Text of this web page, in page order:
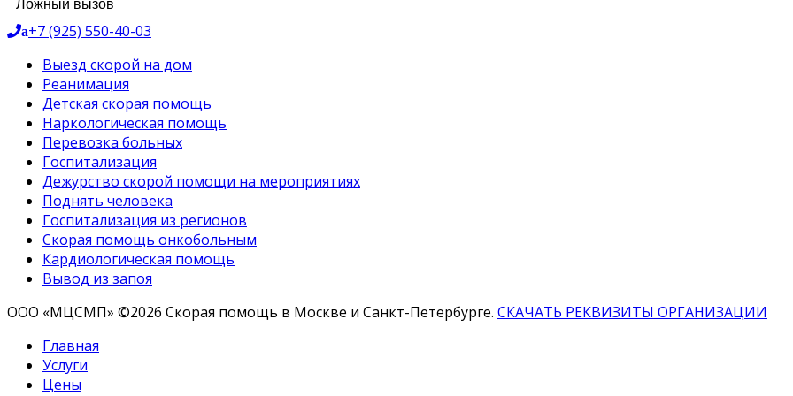
Ложный вызов
a+7 (925) 550-40-03
Выезд скорой на дом
Реанимация
Детская скорая помощь
Наркологическая помощь
Перевозка больных
Госпитализация
Дежурство скорой помощи на мероприятиях
Поднять человека
Госпитализация из регионов
Скорая помощь онкобольным
Кардиологическая помощь
Вывод из запоя
ООО «МЦСМП» ©2026 Скорая помощь в Москве и Санкт-Петербурге. СКАЧАТЬ РЕКВИЗИТЫ ОРГАНИЗАЦИИ
Главная
Услуги
Цены